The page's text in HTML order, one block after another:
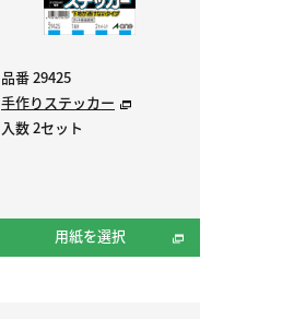
品番 29425
手作りステッカー
入数 2セット
用紙を選択